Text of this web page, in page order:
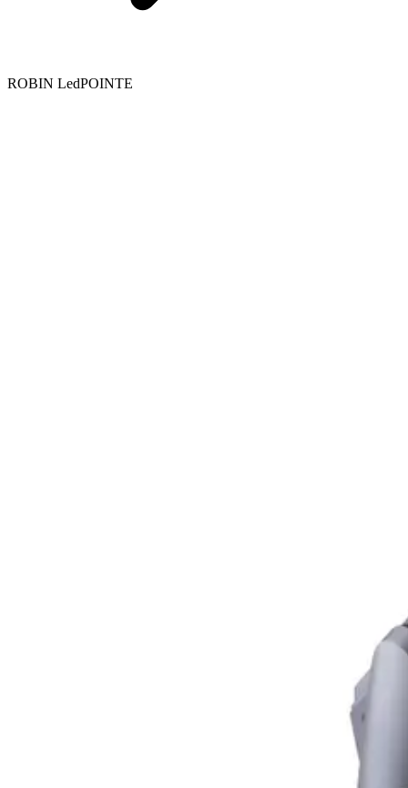
ROBIN LedPOINTE